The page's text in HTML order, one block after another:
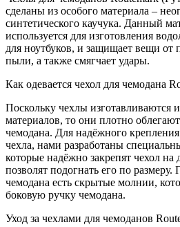
сделаны из особого материала –
синтетического каучука. Данный
используется для изготовления
для ноутбуков, и защищает вещи от
пыли, а также смягчает удары.
Как одевается чехол для чемодана
Поскольку чехлы изготавливаются
материалов, то они плотно
чемодана. Для надёжного
чехла, нами разработаны
которые надёжно закрепят чехол на
позволят подогнать его по размеру.
чемодана есть скрытые молнии,
боковую ручку чемодана.
Уход за чехлами для чемоданов